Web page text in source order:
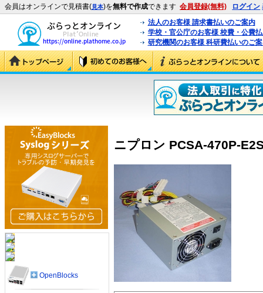
会員はオンラインで見積書(見本)を無料で作成できます 会員登録(無料) ログイン
法人のお客様 請求書払いのご案内
学校・官公庁のお客様 校費・公費
研究機関のお客様 科研費払いのご
ニプロン PCSA-470P-
OpenBlocks